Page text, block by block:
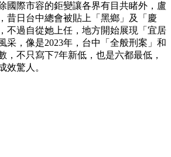
國際市容的鉅變讓各界有目共睹外，盧
昔日台中總會被貼上「黑鄉」及「慶
不過自從她上任，地方開始展現「宜居
采，像是2023年，台中「全般刑案」和
，不只寫下7年新低，也是六都最低，
效驚人。